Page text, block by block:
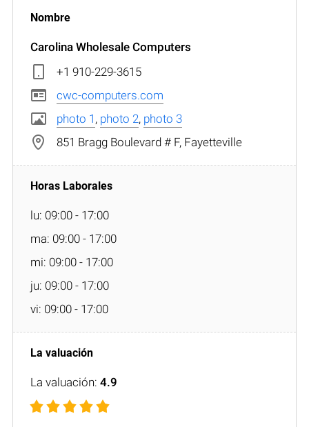
Carolina Wholesale Computers
+1 910-229-3615
cwc-computers.com
photo 1 , photo 2, photo 3
851 Bragg Boulevard # F, Fayetteville
lu: 09:00 - 17:00
ma: 09:00 - 17:00
mi: 09:00 - 17:00
ju: 09:00 - 17:00
vi: 09:00 - 17:00
La valuación: 4.9